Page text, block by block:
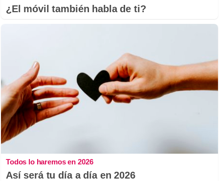
¿El móvil también habla de ti?
Todos lo haremos en 2026
Así será tu día a día en 2026